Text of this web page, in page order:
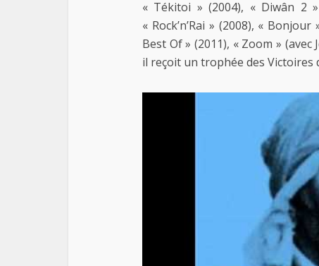
« Tékitoi » (2004), « Diwân 2
« Rock’n’Rai » (2008), «
Best Of » (2011), « Zoom » (avec
il reçoit un trophée des Victoires